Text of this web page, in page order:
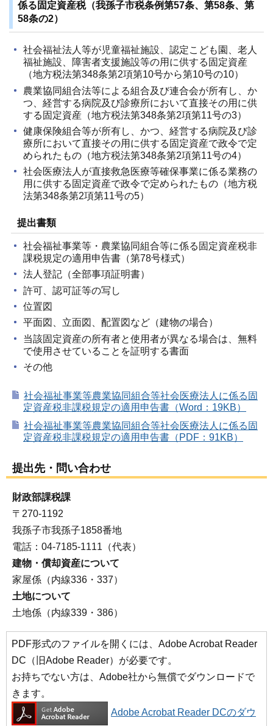
係る固定資産税（我孫子市税条例第57条、第58条、第
58条の2）
社会福祉法人等が児童福祉施設、認定こども園、老人
福祉施設、障害者支援施設等の用に供する固定資産
（地方税法第348条第2項第10号から第10号の10）
農業協同組合法等による組合及び連合会が所有し、か
つ、経営する病院及び診療所において直接その用に供
する固定資産（地方税法第348条第2項第11号の3）
健康保険組合等が所有し、かつ、経営する病院及び診
療所において直接その用に供する固定資産で政令で定
められたもの（地方税法第348条第2項第11号の4）
社会医療法人が直接救急医療等確保事業に係る業務の
用に供する固定資産で政令で定められたもの（地方税
法第348条第2項第11号の5）
提出書類
社会福祉事業等・農業協同組合等に係る固定資産税非
課税規定の適用申告書（第78号様式）
法人登記（全部事項証明書）
許可、認可証等の写し
位置図
平面図、立面図、配置図など（建物の場合）
当該固定資産の所有者と使用者が異なる場合は、無料
で使用させていることを証明する書面
その他
社会福祉事業等農業協同組合等社会医療法人に係る固
定資産税非課税規定の適用申告書（Word：19KB）
社会福祉事業等農業協同組合等社会医療法人に係る固
定資産税非課税規定の適用申告書（PDF：91KB）
提出先・問い合わせ
財政部課税課
〒270-1192
我孫子市我孫子1858番地
電話：04-7185-1111（代表）
建物・償却資産について
家屋係（内線336・337）
土地について
土地係（内線339・386）
PDF形式のファイルを開くには、Adobe Acrobat Reader
DC（旧Adobe Reader）が必要です。
お持ちでない方は、Adobe社から無償でダウンロードで
きます。
Adobe Acrobat Reader DCのダウ